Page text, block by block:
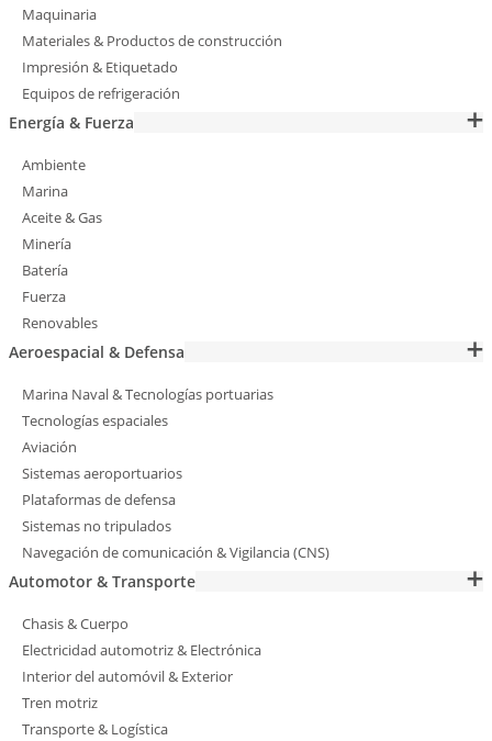
Maquinaria
Materiales & Productos de construcción
Impresión & Etiquetado
Equipos de refrigeración
Energía & Fuerza
Ambiente
Marina
Aceite & Gas
Minería
Batería
Fuerza
Renovables
Aeroespacial & Defensa
Marina Naval & Tecnologías portuarias
Tecnologías espaciales
Aviación
Sistemas aeroportuarios
Plataformas de defensa
Sistemas no tripulados
Navegación de comunicación & Vigilancia (CNS)
Automotor & Transporte
Chasis & Cuerpo
Electricidad automotriz & Electrónica
Interior del automóvil & Exterior
Tren motriz
Transporte & Logística